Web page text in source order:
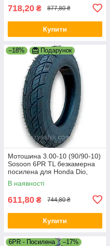
718,20 ₴ 877,80 ₴
Купити
–18% Подарунок
Мотошина 3.00-10 (90/90-10)
Sosoon 6PR TL безкамерна
посилена для Honda Dio,
Yamaha Jog, Suzuki Address
В наявності
611,80 ₴ 744,80 ₴
Купити
6PR - Посилена –17%